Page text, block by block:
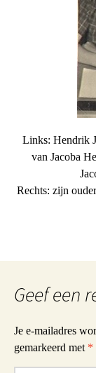
Links: Hendrik
van Jacoba
Rechts: zijn
Geef een
Je e-mailadres
gemarkeerd met *